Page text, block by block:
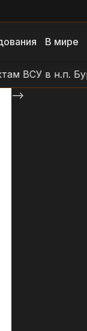
В мире
в н.п. Бурынь
-->